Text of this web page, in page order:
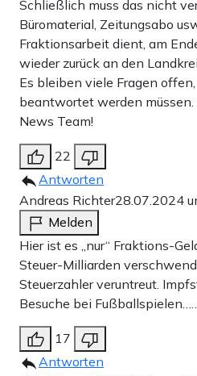
Schließlich muss das nicht
Büromaterial, Zeitungsabo
Fraktionsarbeit dient, am
wieder zurück an den
Es bleiben viele Fragen
beantwortet werden
News Team!
22
Antworten
Andreas Richter28.07.2024
Melden
Hier ist es „nur“ Fraktions-
Steuer-Milliarden
Steuerzahler veruntreut.
Besuche bei
17
Antworten